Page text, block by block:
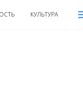
КУЛЬТУРА